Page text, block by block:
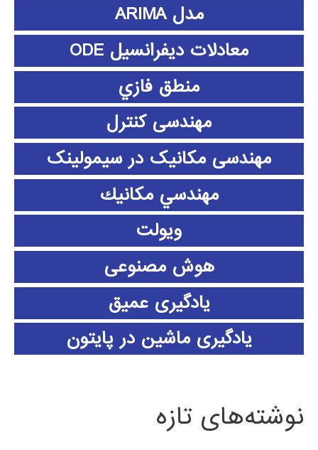
مدل ARIMA
معادلات دیفرانسیل ODE
منطق فازي
مهندسی کنترل
مهندسی مکانیک در سیمولینک
مهندسي مكانيك
ویولت
هوش مصنوعی
یادگیری عمیق
یادگیری ماشین در پایتون
نوشته‌های تازه